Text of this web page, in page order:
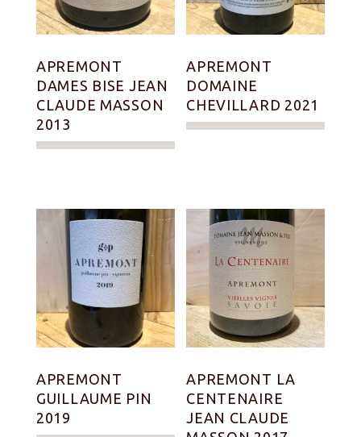
APREMONT
DAMES BISE JEAN
CLAUDE MASSON
2013
APREMONT
DOMAINE
CHEVILLARD 2021
APREMONT
GUILLAUME PIN
2019
APREMONT LA
CENTENAIRE
JEAN CLAUDE